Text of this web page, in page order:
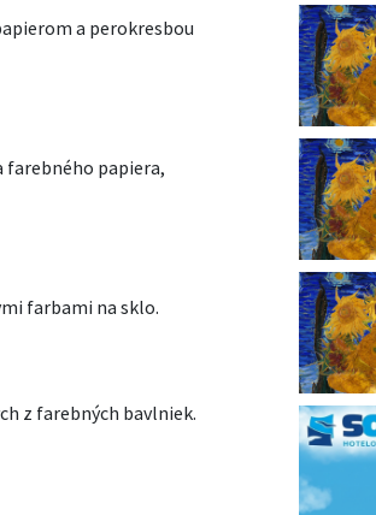
a perokresbou
farebného papiera,
farbami na sklo.
z farebných bavlniek.